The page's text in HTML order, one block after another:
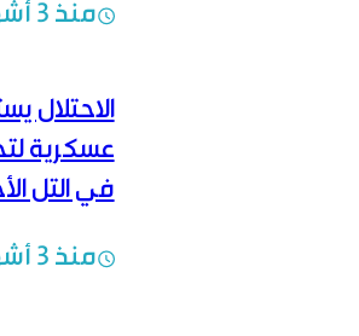
منذ 3 أشهر
الاحتلال
عسكرية
في التل
منذ 3 أشهر